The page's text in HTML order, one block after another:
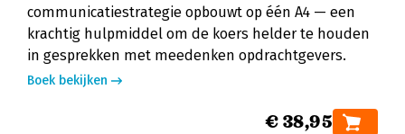
communicatiestrategie opbouwt op één A4 — een
krachtig hulpmiddel om de koers helder te houden
in gesprekken met meedenken opdrachtgevers.
Boek bekijken
€ 38,95